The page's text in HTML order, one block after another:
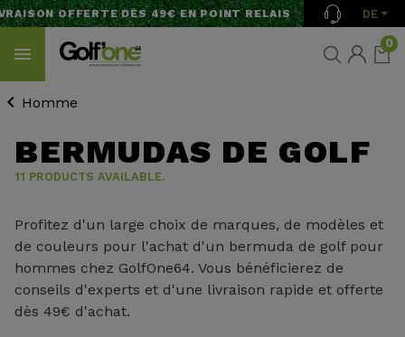
OFFERTE DÈS 49€ EN POINT RELAIS DE
0
Homme
BERMUDAS DE GOLF
11 PRODUCTS AVAILABLE.
Profitez d'un large choix de marques, de modèles et
de couleurs pour l'achat d'un bermuda de golf pour
hommes chez GolfOne64. Vous bénéficierez de
conseils d'experts et d'une livraison rapide et offerte
dès 49€ d'achat.